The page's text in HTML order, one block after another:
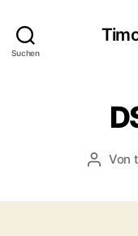
Suchen
Von